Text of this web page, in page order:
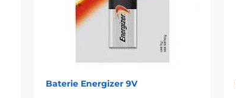
Baterie Energizer 9V